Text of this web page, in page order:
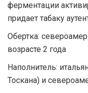
ферментации
придает табаку
Обертка:
возрасте 2 года
Наполнитель:
Тоскана) и